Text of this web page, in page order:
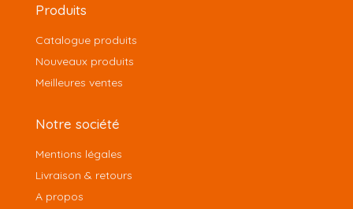
Produits
Catalogue produits
Nouveaux produits
Meilleures ventes
Notre société
Mentions légales
Livraison & retours
A propos